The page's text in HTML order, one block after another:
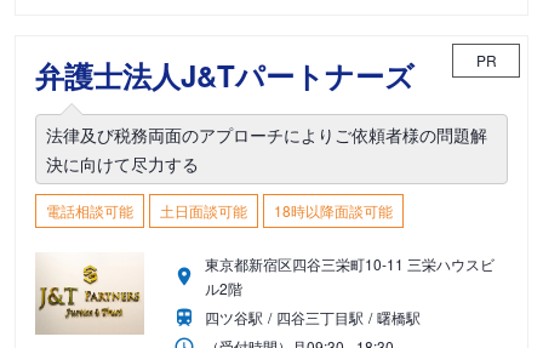
弁護士法人J&Tパートナーズ PR
法律及び税務両面のアプローチによりご依頼者様の問題解
決に向けて尽力する
電話相談可能 土日面談可能 18時以降面談可能
東京都新宿区四谷三栄町10-11 三栄ハウスビ
ル2階
四ツ谷駅
四谷三丁目駅
曙橋駅